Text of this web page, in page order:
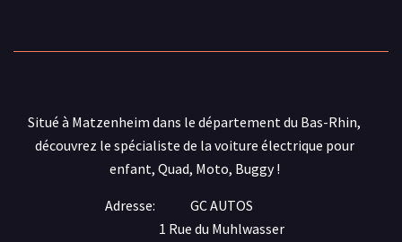
Situé à Matzenheim dans le département du Bas-Rhin,
découvrez le spécialiste de la voiture électrique pour
enfant, Quad, Moto, Buggy !
Adresse:
GC AUTOS
1 Rue du Muhlwasser